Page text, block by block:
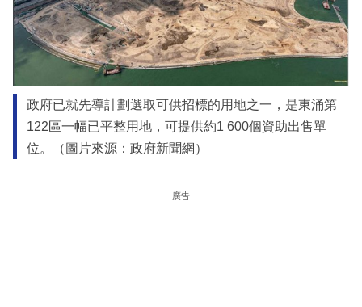
政府已就先導計劃選取可供招標的用地之一，是東涌第
122區一幅已平整用地，可提供約1 600個資助出售單
位。（圖片來源：政府新聞網）
廣告